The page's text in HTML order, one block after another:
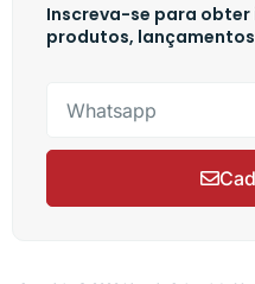
Inscreva-se para
produtos,